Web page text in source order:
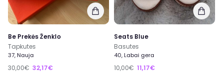
Be Prekės Ženklo
Tapkutes
37, Nauja
30,00€ 32,17€
Seats Blue
Basutes
40, Labai gera
10,00€ 11,17€